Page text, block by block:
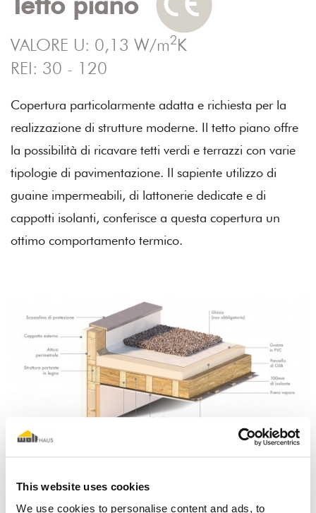
This website uses cookies
We use cookies to personalise content and ads, to
VALORE U: 0,13 W/m2K
REI: 30 - 120
Copertura particolarmente adatta e richiesta per la
realizzazione di strutture moderne. Il tetto piano offre
la possibilità di ricavare tetti verdi e terrazzi con varie
tipologie di pavimentazione. Il sapiente utilizzo di
guaine impermeabili, di lattonerie dedicate e di
cappotti isolanti, conferisce a questa copertura un
ottimo comportamento termico.
Tetto tradizionale